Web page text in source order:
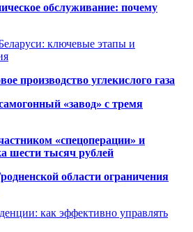
обслуживание: почему
ключевые этапы и
производство углекислого газа
«завод» с тремя
«спецоперации» и
шести тысяч рублей
области ограничения
как эффективно управлять